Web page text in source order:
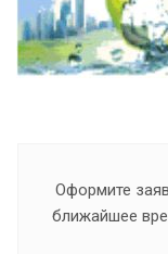
Оформите
ближайшее